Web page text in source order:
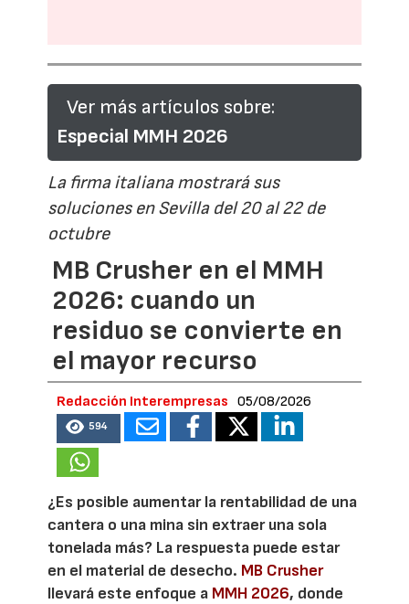
Ver más artículos sobre:
Especial MMH 2026
La firma italiana mostrará sus
soluciones en Sevilla del 20 al 22 de
octubre
MB Crusher en el MMH
2026: cuando un
residuo se convierte en
el mayor recurso
Redacción Interempresas 05/08/2026
594
¿Es posible aumentar la rentabilidad de una
cantera o una mina sin extraer una sola
tonelada más? La respuesta puede estar
en el material de desecho. MB Crusher
llevará este enfoque a MMH 2026, donde